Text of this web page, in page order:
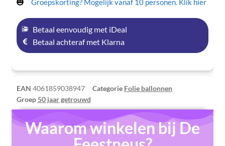
Groepskorting? Mogelijk vanaf 10 personen. Klik hier
Betaal eenvoudig met iDeal
Betaal achteraf met Klarna
EAN 4061859038947 Categorie Folie ballonnen
Groep 50 jaar getrouwd
Waarom winkelen bij De